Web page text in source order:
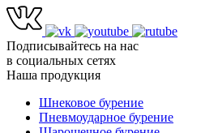
Подписывайтесь на нас
в социальных сетях
Наша продукция
Шнековое бурение
Пневмоударное бурение